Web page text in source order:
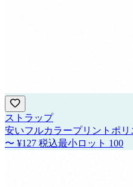
ストラップ
安いフルカラープリントポ
〜 ¥127 税込最小ロット 100